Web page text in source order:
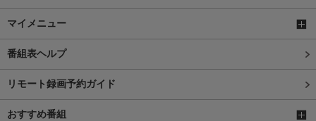
マイメニュー
番組表ヘルプ
リモート録画予約ガイド
おすすめ番組